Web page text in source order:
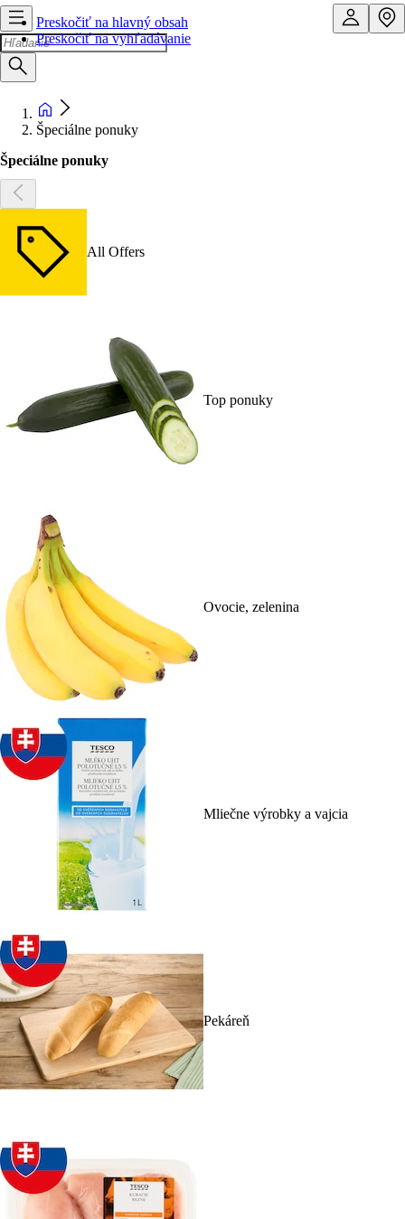
Preskočiť na hlavný obsah
Preskočiť na vyhľadávanie
Špeciálne ponuky
Špeciálne ponuky
All Offers
Top ponuky
Ovocie, zelenina
Mliečne výrobky a vajcia
Pekáreň